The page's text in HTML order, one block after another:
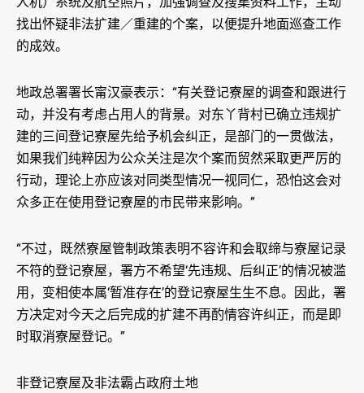
找出怀疑非法扩建／重建的个案，以便提升地面巡查工作
的成效。
地政总署署长甯汉豪表示：“有关登记寮屋的调查和跟进行
动，并没有考虑占用人的背景。对东丫背村已确立违规扩
建的三间登记寮屋先给予机会纠正，是部门的一贯做法，
如果我们纯粹因为公众关注是次个案而贸然采取更严厉的
行动，理论上亦应该对同类型情况一视同仁，恐怕这会对
众多正在使用登记寮屋的市民带来影响。”
“不过，既然寮屋管制政策表明不容许和会取缔与寮屋记录
不符的登记寮屋，署方不希望‘先违规、后纠正’的情况被滥
用，变相使本属‘暂准存在’的登记寮屋生生不息。因此，署
方决定对今天之后完成的扩建不再酌情容许纠正，而是即
时取消寮屋登记。”
非登记寮屋及非法霸占政府土地